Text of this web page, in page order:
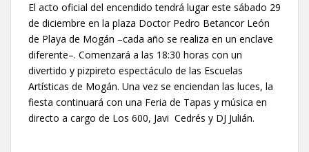
El acto oficial del encendido tendrá lugar este sábado 29
de diciembre en la plaza Doctor Pedro Betancor León
de Playa de Mogán –cada año se realiza en un enclave
diferente–. Comenzará a las 18:30 horas con un
divertido y pizpireto espectáculo de las Escuelas
Artísticas de Mogán. Una vez se enciendan las luces, la
fiesta continuará con una Feria de Tapas y música en
directo a cargo de Los 600, Javi Cedrés y DJ Julián.